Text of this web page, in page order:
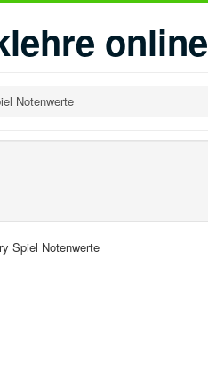
online
Notenwerte
Spiel Notenwerte